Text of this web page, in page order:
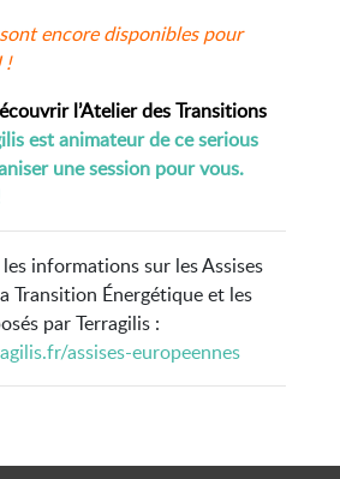
encore disponibles pour
!
l’Atelier des Transitions
est animateur de ce serious
une session pour vous.
informations sur les Assises
Transition Énergétique et les
par Terragilis :
assises-europeennes